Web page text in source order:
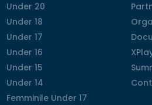
Under 20
Under 20
Under 18
Under 18
Under 17
Under 17
Under 16
Under 16
Under 15
Under 15
Under 14
Under 14
Femminile Under 17
Femminile Under 17